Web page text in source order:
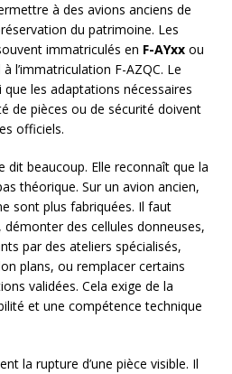
à des avions anciens de
du patrimoine. Les
immatriculés en F-AYxx ou
l’immatriculation F-AZQC. Le
que les adaptations nécessaires
de pièces ou de sécurité doivent
officiels.
dit beaucoup. Elle reconnaît que la
théorique. Sur un avion ancien,
sont plus fabriquées. Il faut
des cellules donneuses,
par des ateliers spécialisés,
plans, ou remplacer certains
validées. Cela exige de la
et une compétence technique
la rupture d’une pièce visible. Il